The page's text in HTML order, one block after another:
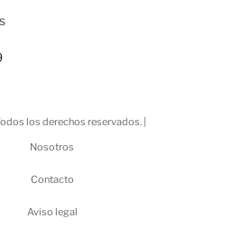
los derechos reservados. |
Nosotros
Contacto
Aviso legal